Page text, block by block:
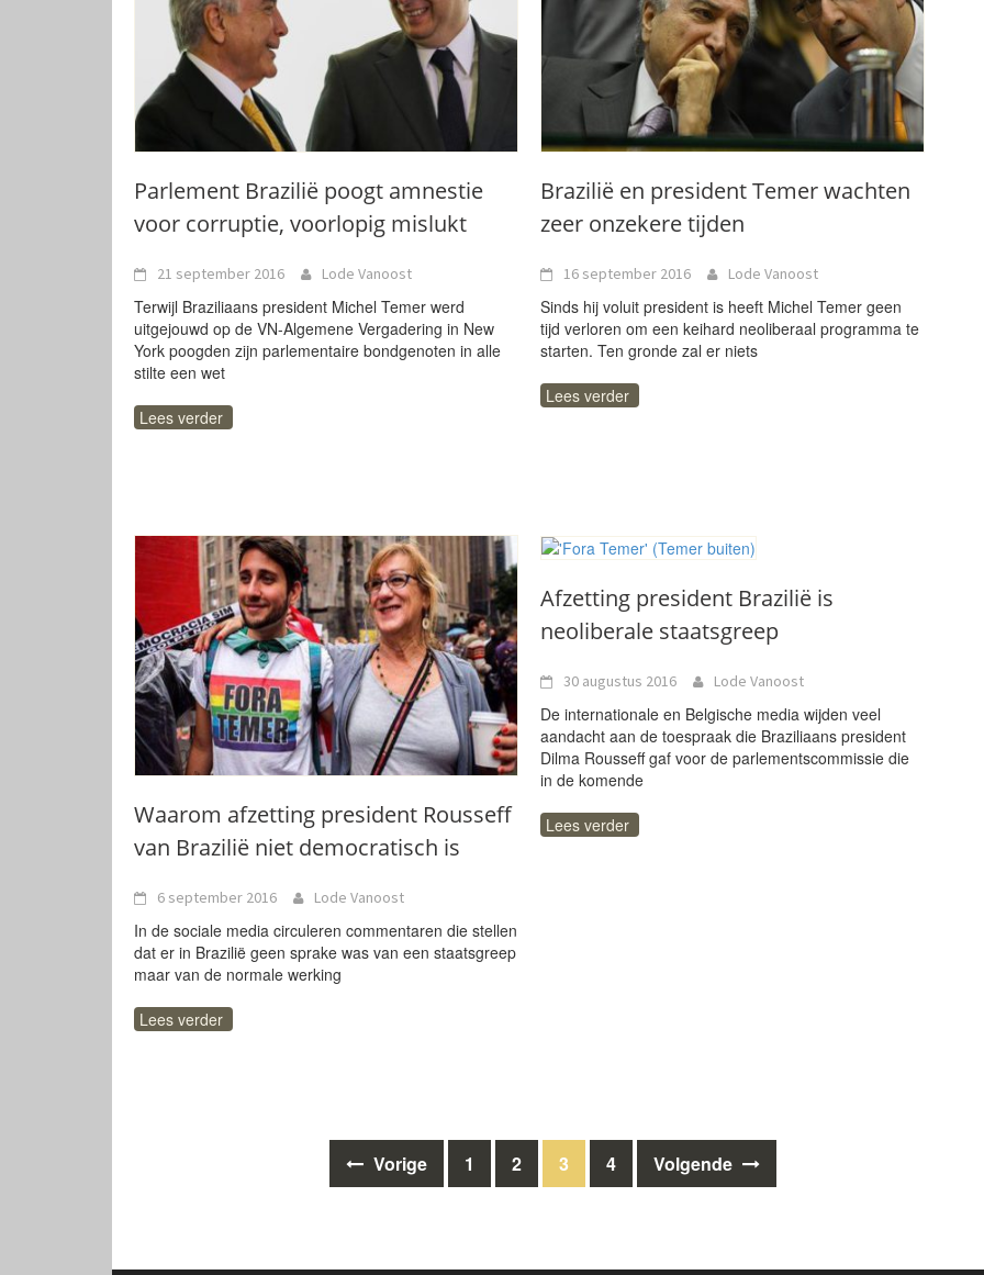
Parlement Brazilië poogt amnestie
voor corruptie, voorlopig mislukt
21 september 2016 Lode Vanoost
Terwijl Braziliaans president Michel Temer werd
uitgejouwd op de VN-Algemene Vergadering in New
York poogden zijn parlementaire bondgenoten in alle
stilte een wet
Lees verder
Brazilië en president Temer wachten
zeer onzekere tijden
16 september 2016 Lode Vanoost
Sinds hij voluit president is heeft Michel Temer geen
tijd verloren om een keihard neoliberaal programma te
starten. Ten gronde zal er niets
Lees verder
Waarom afzetting president Rousseff
van Brazilië niet democratisch is
6 september 2016 Lode Vanoost
In de sociale media circuleren commentaren die stellen
dat er in Brazilië geen sprake was van een staatsgreep
maar van de normale werking
Lees verder
Afzetting president Brazilië is
neoliberale staatsgreep
30 augustus 2016 Lode Vanoost
De internationale en Belgische media wijden veel
aandacht aan de toespraak die Braziliaans president
Dilma Rousseff gaf voor de parlementscommissie die
in de komende
Lees verder
Vorige 1 2 3 4 Volgende